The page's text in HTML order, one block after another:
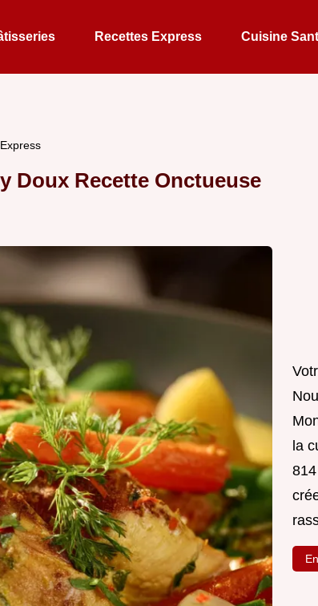
Recettes Express Cuisine
Doux Recette Onctueuse
la